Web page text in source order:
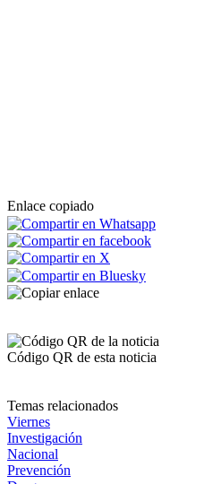
Enlace copiado
Código QR de esta noticia
Temas relacionados
Viernes
Investigación
Nacional
Prevención